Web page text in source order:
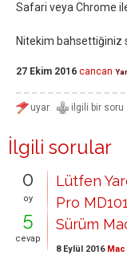
Safari veya Chrome
Nitekim bahsettiğiniz
27 Ekim 2016 cancan
İlgili sorular
0
oy
5
cevap
Lütfen
Pro
Sürüm
8 Eylül 2016